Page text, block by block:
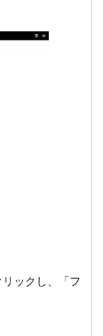
ックし、「フ